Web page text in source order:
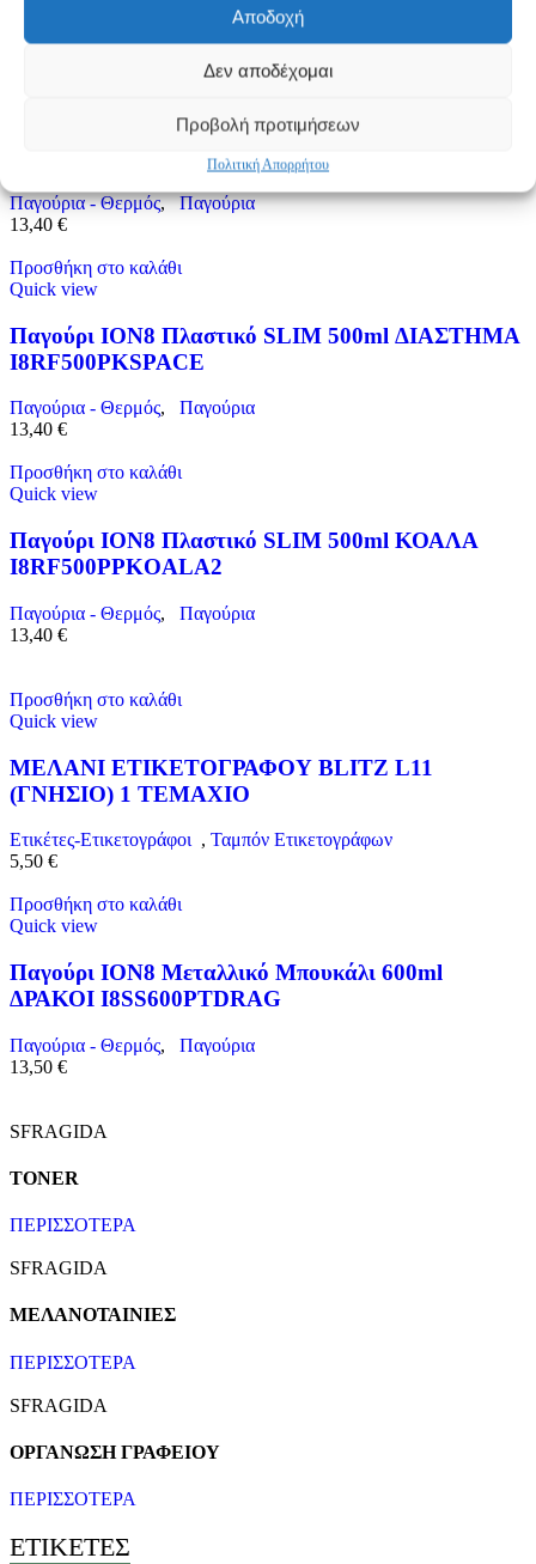
Αποδοχή
Δεν αποδέχομαι
Προβολή προτιμήσεων
Πολιτική Απορρήτου
Παγούρι ION8 Πλαστικό SLIM 500ml
ΠΟΔΟΣΦΑΙΡΟ I8RF500PIFOOT
Παγούρια - Θερμός,Παγούρια
13,40 €
Προσθήκη στο καλάθι
Quick view
Παγούρι ION8 Πλαστικό SLIM 500ml ΔΙΑΣΤΗΜΑ
I8RF500PKSPACE
Παγούρια - Θερμός,
Παγούρια
13,40 €
Προσθήκη στο καλάθι
Quick view
Παγούρι ION8 Πλαστικό SLIM 500ml ΚΟΑΛΑ
I8RF500PPKOALA2
Παγούρια - Θερμός,
Παγούρια
13,40 €
Προσθήκη στο καλάθι
Quick view
ΜΕΛΑΝΙ ΕΤΙΚΕΤΟΓΡΑΦΟΥ BLITZ L11
(ΓΝΗΣΙΟ) 1 ΤΕΜΑΧΙΟ
Ετικέτες-Ετικετογράφοι , Ταμπόν Ετικετογράφων
5,50 €
Προσθήκη στο καλάθι
Quick view
Παγούρι ION8 Μεταλλικό Μπουκάλι 600ml
ΔΡΑΚΟΙ I8SS600PTDRAG
Παγούρια - Θερμός,
Παγούρια
13,50 €
SFRAGIDA
TONER
ΠΕΡΙΣΣΟΤΕΡΑ
SFRAGIDA
ΜΕΛΑΝΟΤΑΙΝΙΕΣ
ΠΕΡΙΣΣΟΤΕΡΑ
SFRAGIDA
ΟΡΓΑΝΩΣΗ ΓΡΑΦΕΙΟΥ
ΠΕΡΙΣΣΟΤΕΡΑ
ΕΤΙΚΕΤΕΣ